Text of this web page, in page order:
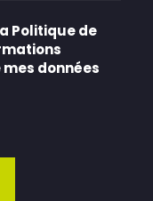
Politique de
données